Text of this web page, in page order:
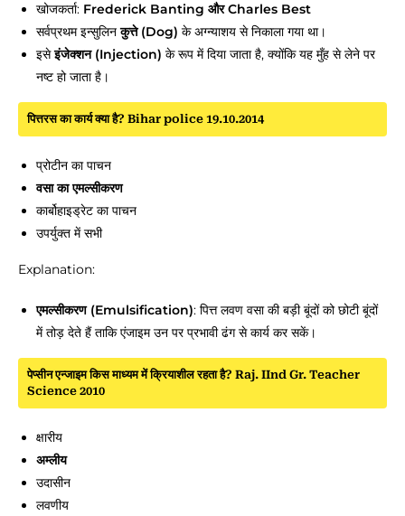
खोजकर्ता: Frederick Banting और Charles Best
सर्वप्रथम इन्सुलिनकुत्ते (Dog) के अग्न्याशय से निकाला गया था।
इसेइंजेक्शन (Injection) के रूप में दिया जाता है, क्योंकि यह मुँह से लेने पर
नष्ट हो जाता है।
पित्तरस का कार्य क्या है? Bihar police 19.10.2014
प्रोटीन का पाचन
वसा का एमल्सीकरण
कार्बोहाइड्रेट का पाचन
उपर्युक्त में सभी
Explanation:
एमल्सीकरण (Emulsification): पित्त लवण वसा की बड़ी बूंदों को छोटी बूंदों
में तोड़ देते हैं ताकि एंजाइम उन पर प्रभावी ढंग से कार्य कर सकें।
पेप्सीन एन्जाइम किस माध्यम में क्रियाशील रहता है? Raj. IInd Gr. Teacher
Science 2010
क्षारीय
अम्लीय
उदासीन
लवणीय